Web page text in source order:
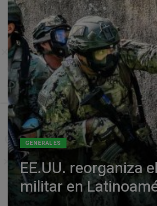
GENERALES
EE.UU. reorganiza
militar en